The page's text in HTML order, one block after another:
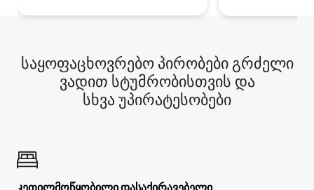
საყოფაცხოვრებო პირობები გრძელი
ვადით სტუმრობისთვის და
სხვა უპირატესობები